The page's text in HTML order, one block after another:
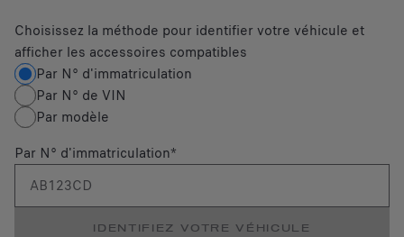
Choisissez la méthode pour identifier votre véhicule et
afficher les accessoires compatibles
Par N° d'immatriculation
Par modèle
Par N° de VIN
Par N° d'immatriculation*
IDENTIFIEZ VOTRE VÉHICULE